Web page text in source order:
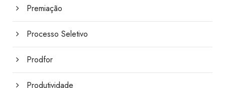
Premiação
Processo Seletivo
Prodfor
Produtividade